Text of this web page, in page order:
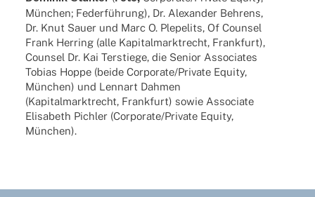
München; Feder­füh­rung), Dr. Alex­an­der Behrens,
Dr. Knut Sauer und Marc O. Plepe­lits, Of Coun­sel
Frank Herring (alle Kapi­tal­markt­recht, Frank­furt),
Coun­sel Dr. Kai Terstiege, die Senior Asso­cia­tes
Tobias Hoppe (beide Corporate/Private Equity,
München) und Lenn­art Dahmen
(Kapi­tal­markt­recht, Frank­furt) sowie Asso­ciate
Elisa­beth Pich­ler (Corporate/Private Equity,
München).